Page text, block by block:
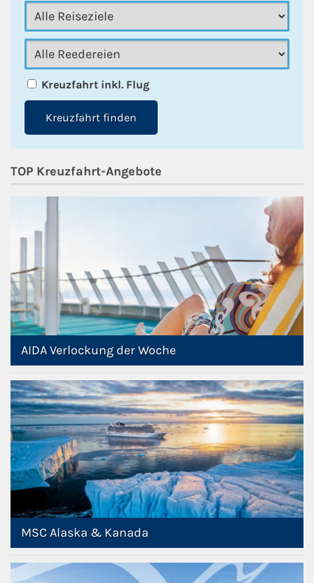
Kreuzfahrt inkl. Flug
Kreuzfahrt finden
TOP Kreuzfahrt-Angebote
AIDA Verlockung der Woche
MSC Alaska & Kanada